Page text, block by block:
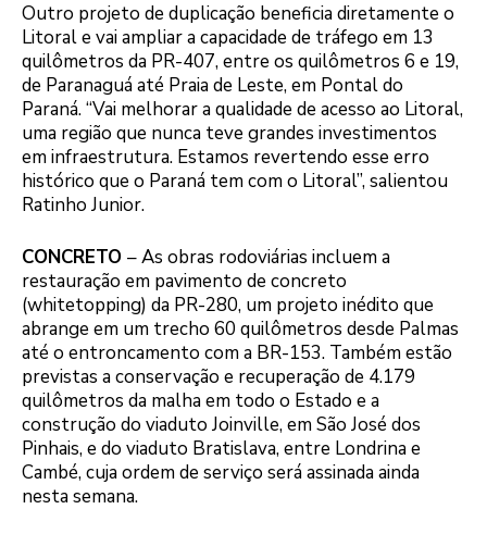
Outro projeto de duplicação beneficia diretamente o
Litoral e vai ampliar a capacidade de tráfego em 13
quilômetros da PR-407, entre os quilômetros 6 e 19,
de Paranaguá até Praia de Leste, em Pontal do
Paraná. “Vai melhorar a qualidade de acesso ao Litoral,
uma região que nunca teve grandes investimentos
em infraestrutura. Estamos revertendo esse erro
histórico que o Paraná tem com o Litoral”, salientou
Ratinho Junior.
CONCRETO – As obras rodoviárias incluem a
restauração em pavimento de concreto
(whitetopping) da PR-280, um projeto inédito que
abrange em um trecho 60 quilômetros desde Palmas
até o entroncamento com a BR-153. Também estão
previstas a conservação e recuperação de 4.179
quilômetros da malha em todo o Estado e a
construção do viaduto Joinville, em São José dos
Pinhais, e do viaduto Bratislava, entre Londrina e
Cambé, cuja ordem de serviço será assinada ainda
nesta semana.